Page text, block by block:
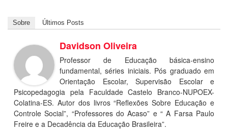
Sobre Últimos Posts
Davidson Oliveira
Professor de Educação básica-ensino
fundamental, séries iniciais. Pós graduado em
Orientação Escolar, Supervisão Escolar e
Psicopedagogia pela Faculdade Castelo Branco-NUPOEX-
Colatina-ES. Autor dos livros “Reflexões Sobre Educação e
Controle Social”, “Professores do Acaso” e “ A Farsa Paulo
Freire e a Decadência da Educação Brasileira”.